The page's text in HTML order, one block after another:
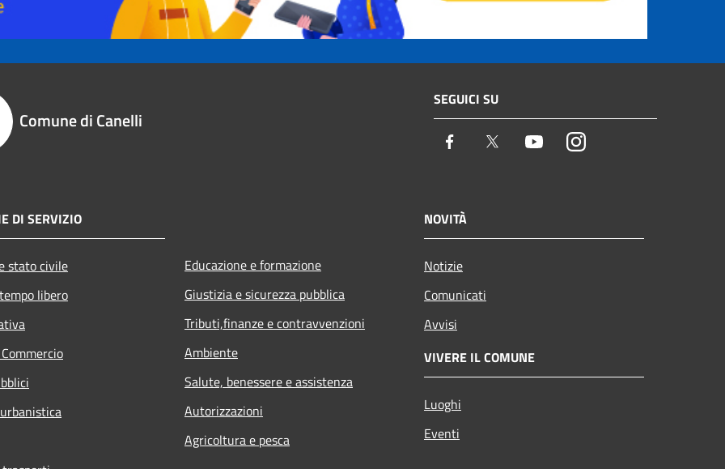
Comune di Canelli
SEGUICI SU
Facebook Twitter YoutubeInstagram
DI SERVIZIO
stato civile
libero
Educazione e formazione
Giustizia e sicurezza pubblica
Tributi,finanze e contravvenzioni
Ambiente
Salute, benessere e assistenza
Autorizzazioni
Agricoltura e pesca
NOVITÀ
Notizie
Comunicati
Avvisi
VIVERE IL COMUNE
Luoghi
Eventi